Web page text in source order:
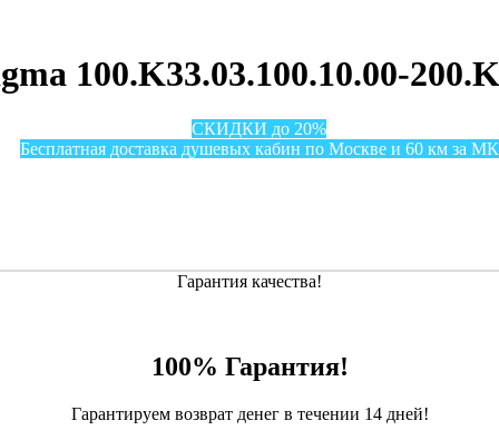
100.K33.03.100.10.00-
СКИДКИ до 20%
Бесплатная доставка душевых кабин по Москве и 60 км за
Гарантия качества!
100% Гарантия!
Гарантируем возврат денег в течении 14 дней!